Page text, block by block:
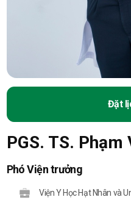
Đặt
PGS. TS. Phạm
Phó Viện trưởng
Viện Y Học Hạt Nhân và